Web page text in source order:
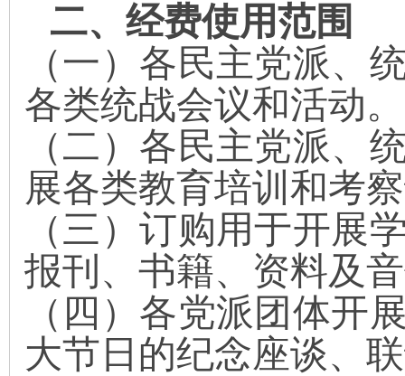
二、经费使用范围
（一） 各民主党派、
各类统战会议和活动。
（二） 各民主党派、
展各类教育培训和考
（三）订购用于开展
报刊、书籍、资料及
（四） 各党派团体开
大节日的纪念座谈、